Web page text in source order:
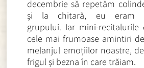
decembrie să repetăm
și la chitară, eu eram
grupului. Iar mini-
cele mai frumoase amintiri
melanjul emoțiilor noastre,
frigul și bezna în care trăiam.